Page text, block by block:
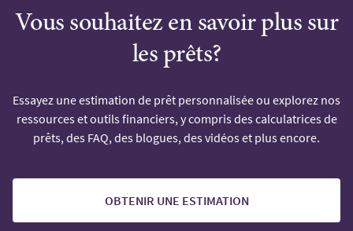
Vous souhaitez en savoir plus sur
les prêts?
Essayez une estimation de prêt personnalisée ou explorez nos
ressources et outils financiers, y compris des calculatrices de
prêts, des FAQ, des blogues, des vidéos et plus encore.
OBTENIR UNE ESTIMATION